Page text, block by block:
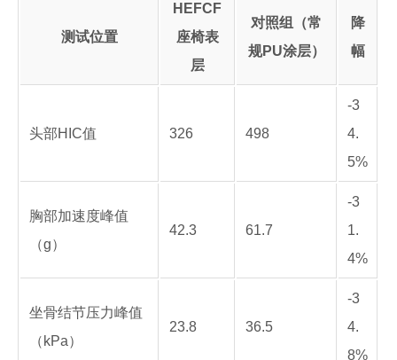
测试位置
HEFCF
座椅表
层
对照组（常
规PU涂层）
降
幅
头部HIC值 326 498
-3
4.
5%
胸部加速度峰值
（g）
42.3 61.7
-3
1.
4%
坐骨结节压力峰值
（kPa）
23.8 36.5
-3
4.
8%